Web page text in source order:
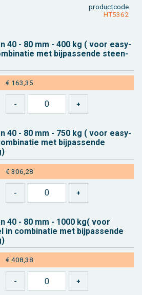
product­code
HT5362
40 - 80 mm - 400 kg ( voor easy­
met bij­pas­sen­de steen­
€ 163,35
40 - 80 mm - 750 kg ( voor easy­
met bij­pas­sen­de
€ 306,28
40 - 80 mm - 1000 kg( voor
in com­bi­na­tie met bij­pas­sen­de
€ 408,38